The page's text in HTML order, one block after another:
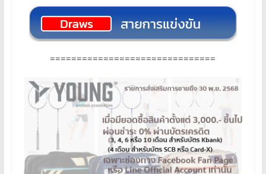
===============================